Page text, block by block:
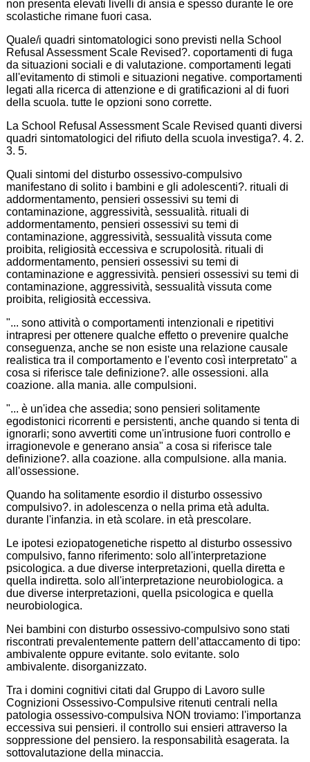
non presenta elevati livelli di ansia e spesso durante le ore
scolastiche rimane fuori casa.
Quale/i quadri sintomatologici sono previsti nella School
Refusal Assessment Scale Revised?. coportamenti di fuga
da situazioni sociali e di valutazione. comportamenti legati
all'evitamento di stimoli e situazioni negative. comportamenti
legati alla ricerca di attenzione e di gratificazioni al di fuori
della scuola. tutte le opzioni sono corrette.
La School Refusal Assessment Scale Revised quanti diversi
quadri sintomatologici del rifiuto della scuola investiga?. 4. 2.
3. 5.
Quali sintomi del disturbo ossessivo-compulsivo
manifestano di solito i bambini e gli adolescenti?. rituali di
addormentamento, pensieri ossessivi su temi di
contaminazione, aggressività, sessualità. rituali di
addormentamento, pensieri ossessivi su temi di
contaminazione, aggressività, sessualità vissuta come
proibita, religiosità eccessiva e scrupolosità. rituali di
addormentamento, pensieri ossessivi su temi di
contaminazione e aggressività. pensieri ossessivi su temi di
contaminazione, aggressività, sessualità vissuta come
proibita, religiosità eccessiva.
"... sono attività o comportamenti intenzionali e ripetitivi
intrapresi per ottenere qualche effetto o prevenire qualche
conseguenza, anche se non esiste una relazione causale
realistica tra il comportamento e l'evento così interpretato" a
cosa si riferisce tale definizione?. alle ossessioni. alla
coazione. alla mania. alle compulsioni.
"... è un'idea che assedia; sono pensieri solitamente
egodistonici ricorrenti e persistenti, anche quando si tenta di
ignorarli; sono avvertiti come un'intrusione fuori controllo e
irragionevole e generano ansia" a cosa si riferisce tale
definizione?. alla coazione. alla compulsione. alla mania.
all'ossessione.
Quando ha solitamente esordio il disturbo ossessivo
compulsivo?. in adolescenza o nella prima età adulta.
durante l'infanzia. in età scolare. in età prescolare.
Le ipotesi eziopatogenetiche rispetto al disturbo ossessivo
compulsivo, fanno riferimento: solo all'interpretazione
psicologica. a due diverse interpretazioni, quella diretta e
quella indiretta. solo all'interpretazione neurobiologica. a
due diverse interpretazioni, quella psicologica e quella
neurobiologica.
Nei bambini con disturbo ossessivo-compulsivo sono stati
riscontrati prevalentemente pattern dell’attaccamento di tipo:
ambivalente oppure evitante. solo evitante. solo
ambivalente. disorganizzato.
Tra i domini cognitivi citati dal Gruppo di Lavoro sulle
Cognizioni Ossessivo-Compulsive ritenuti centrali nella
patologia ossessivo-compulsiva NON troviamo: l'importanza
eccessiva sui pensieri. il controllo sui ensieri attraverso la
soppressione del pensiero. la responsabilità esagerata. la
sottovalutazione della minaccia.